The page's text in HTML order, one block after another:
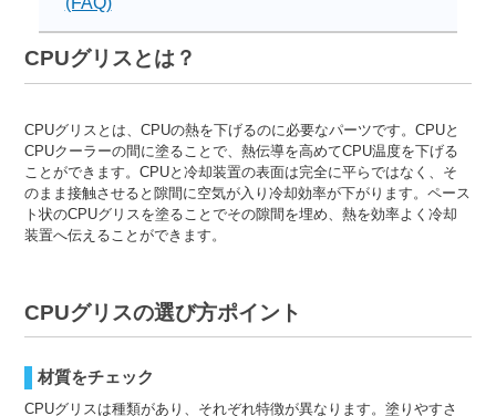
CPUグリスとは？
CPUグリスとは、CPUの熱を下げるのに必要なパーツです。CPUと
CPUクーラーの間に塗ることで、熱伝導を高めてCPU温度を下げる
ことができます。CPUと冷却装置の表面は完全に平らではなく、そ
のまま接触させると隙間に空気が入り冷却効率が下がります。ペース
ト状のCPUグリスを塗ることでその隙間を埋め、熱を効率よく冷却
装置へ伝えることができます。
CPUグリスの選び方ポイント
材質をチェック
CPUグリスは種類があり、それぞれ特徴が異なります。塗りやすさ